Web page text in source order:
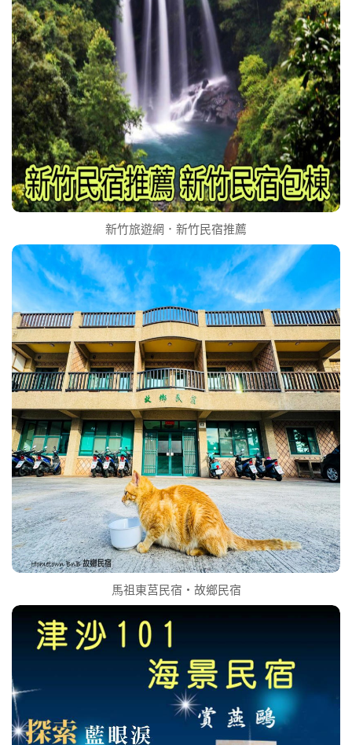
新竹旅遊網．新竹民宿推薦
馬祖東莒民宿‧故鄉民宿